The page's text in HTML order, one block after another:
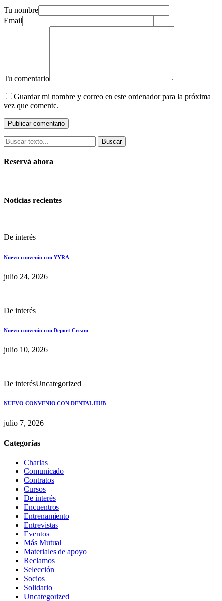
Tu nombre
Email
Tu comentario
Guardar mi nombre y correo en este ordenador para la próxima
vez que comente.
Buscar
Reservá ahora
Noticias recientes
De interés
Nuevo convenio con VYRA
julio 24, 2026
De interés
Nuevo convenio con Deport Cream
julio 10, 2026
De interésUncategorized
NUEVO CONVENIO CON DENTAL HUB
julio 7, 2026
Categorías
Charlas
Comunicado
Contratos
Cursos
De interés
Encuentros
Entrenamiento
Entrevistas
Eventos
Más Mutual
Materiales de apoyo
Reclamos
Selección
Socios
Solidario
Uncategorized